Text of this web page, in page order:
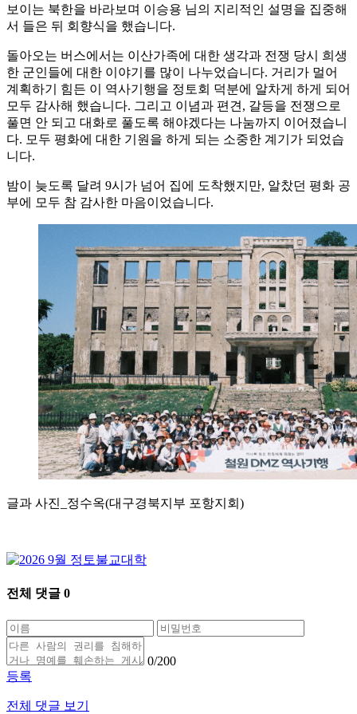
보이는 북한을 바라보며 이승용 님의 지리적인 설명을 집중해
서 들은 뒤 회향식을 했습니다.
돌아오는 버스에서는 이산가족에 대한 생각과 전쟁 당시 희생
한 군인들에 대한 이야기를 많이 나누었습니다. 거리가 멀어
계획하기 힘든 이 역사기행을 정토회 덕분에 알차게 하게 되어
모두 감사해 했습니다. 그리고 이념과 편견, 갈등을 전쟁으로
풀면 안 되고 대화로 풀도록 해야겠다는 나눔까지 이어졌습니
다. 모두 평화에 대한 기원을 하게 되는 소중한 계기가 되었습
니다.
밤이 늦도록 달려 9시가 넘어 집에 도착했지만, 알찼던 평화 공
부에 모두 참 감사한 마음이었습니다.
글과 사진_정수옥(대구경북지부 포항지회)
전체 댓글 0
0/200
등록
전체 댓글 보기